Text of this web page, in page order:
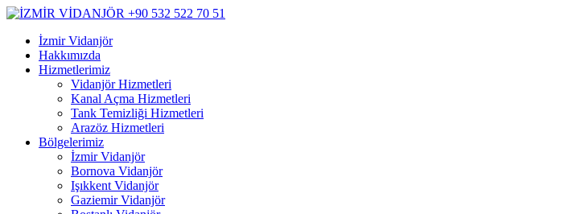
İzmir Vidanjör
Hakkımızda
Hizmetlerimiz
Vidanjör Hizmetleri
Kanal Açma Hizmetleri
Tank Temizliği Hizmetleri
Arazöz Hizmetleri
Bölgelerimiz
İzmir Vidanjör
Bornova Vidanjör
Işıkkent Vidanjör
Gaziemir Vidanjör